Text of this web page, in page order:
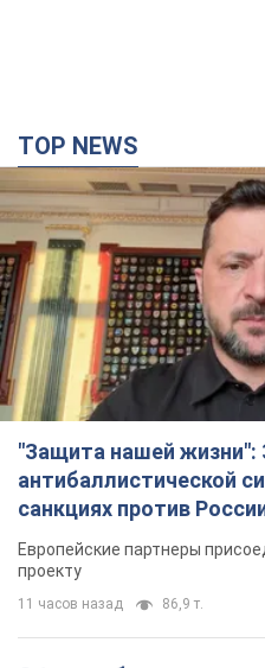
"Защита нашей жизни":
антибаллистической
санкциях против
Видео
Европейские партнеры
проекту
11 часов назад 86,9 т.
С 1 сентября
зарплаты: Корецкий
Одновременно с повышением
стипендий
7 часов назад